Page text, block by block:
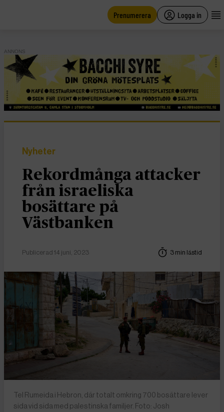
Prenumerera Logga in
ANNONS
Nyheter
Rekordmånga attacker
från israeliska
bosättare på
Västbanken
Publicerad 14 juni, 2023 3 min lästid
Tel Rumeida i Hebron, där totalt omkring 700 bosättare lever
sida vid sida med palestinska familjer. Foto: Josh